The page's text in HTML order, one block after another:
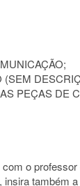
(SEM
PEÇAS DE
o professor
também